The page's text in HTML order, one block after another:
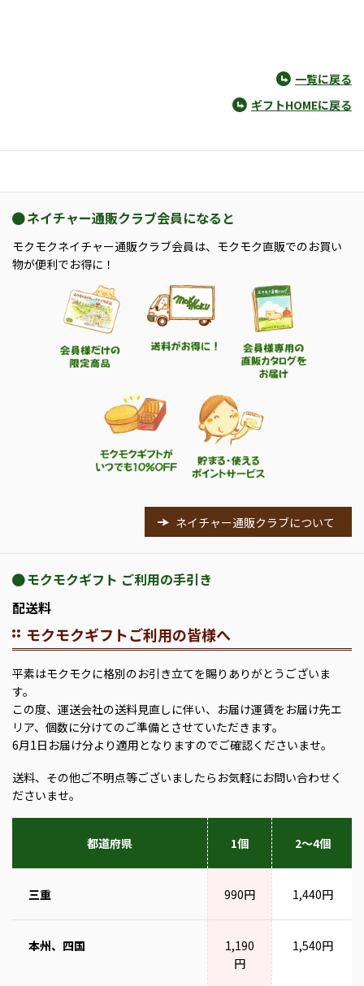
一覧に戻る
ギフトHOMEに戻る
ネイチャー通販クラブ会員になると
モクモクネイチャー通販クラブ会員は、モクモク直販でのお買い
物が便利でお得に！
ネイチャー通販クラブについて
モクモクギフト ご利用の手引き
配送料
モクモクギフトご利用の皆様へ
平素はモクモクに格別のお引き立てを賜りありがとうございま
す。
この度、運送会社の送料見直しに伴い、お届け運賃をお届け先エ
リア、個数に分けてのご準備とさせていただきます。
6月1日お届け分より適用となりますのでご確認くださいませ。
送料、その他ご不明点等ございましたらお気軽にお問い合わせく
ださいませ。
都道府県 1個 2～4個
三重 990円 1,440円
本州、四国
1,190
円
1,540円